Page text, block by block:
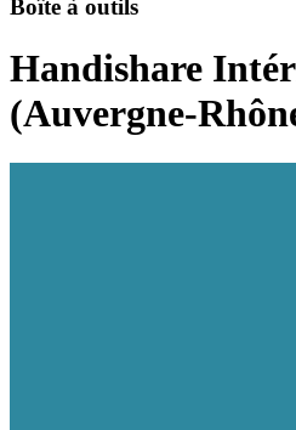
Boîte à outils
Handishare
(Auvergne-